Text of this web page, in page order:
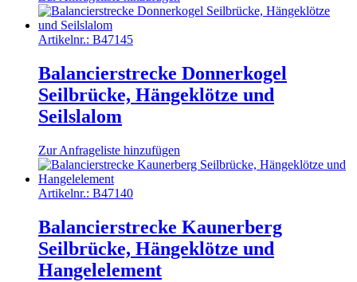
Artikelnr.: B47145
Balancierstrecke Donnerkogel
Seilbrücke, Hängeklötze und
Seilslalom
Zur Anfrageliste hinzufügen
Artikelnr.: B47140
Balancierstrecke Kaunerberg
Seilbrücke, Hängeklötze und
Hangelelement